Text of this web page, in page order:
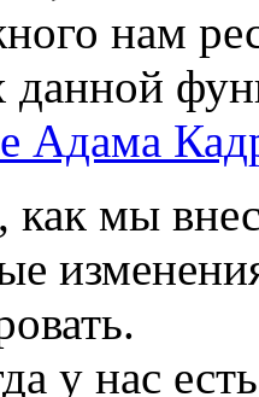
нам
данной
Адама
как мы
у нас